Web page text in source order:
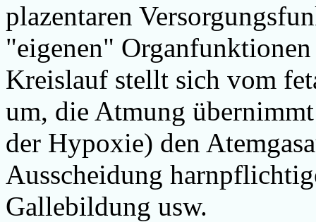
plazentaren
"eigenen"
Kreislauf stellt sich vom
um, die Atmung
der Hypoxie) den
Ausscheidung
Gallebildung usw.